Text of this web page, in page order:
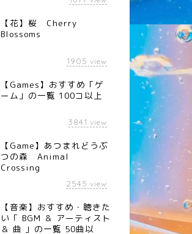
【花】桜 Cherry
Blossoms
1905 view
【Games】おすすめ「ゲ
ーム」の一覧 100コ以上
3841 view
【Game】あつまれどうぶ
つの森 Animal
Crossing
2545 view
【音楽】おすすめ・聴きた
い「 BGM ＆ アーティスト
＆ 曲 」の一覧 50曲以